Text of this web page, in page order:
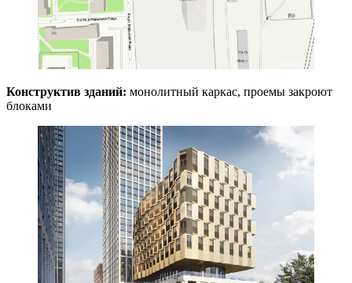
Конструктив зданий: монолитный каркас, проемы закроют
блоками